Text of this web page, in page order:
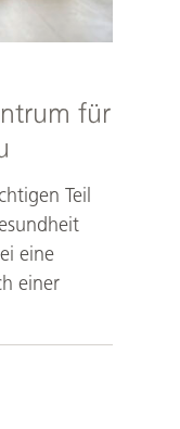
für
Teil
eine
einer